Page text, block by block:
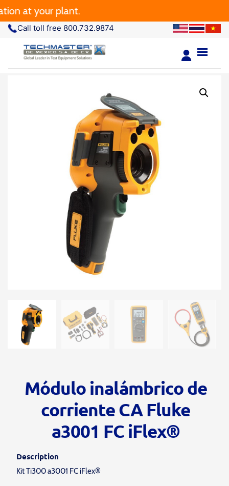
at your plant.
Call toll free 800.732.9874
Módulo inalámbrico de
corriente CA Fluke
a3001 FC iFlex®
Description
Kit Ti300 a3001 FC iFlex®